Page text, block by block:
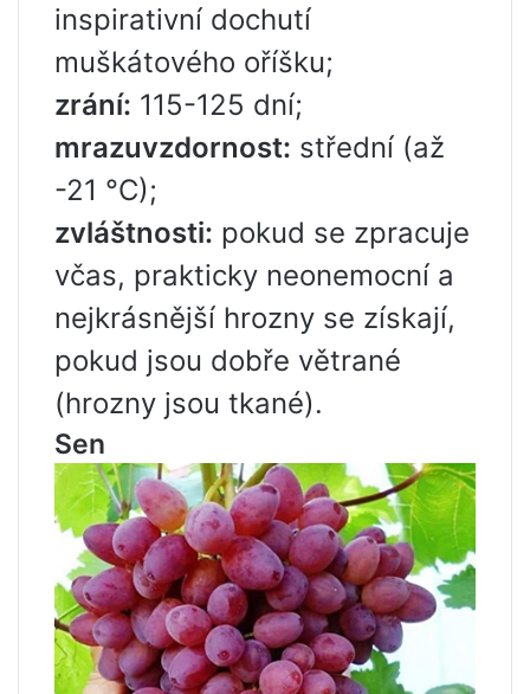
inspirativní dochutí
muškátového oříšku;
zrání: 115-125 dní;
mrazuvzdornost: střední (až
-21 °C);
zvláštnosti: pokud se zpracuje
včas, prakticky neonemocní a
nejkrásnější hrozny se získají,
pokud jsou dobře větrané
(hrozny jsou tkané).
Sen